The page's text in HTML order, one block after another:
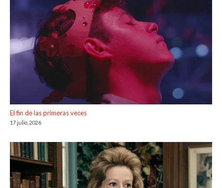
El fin de las primeras veces
17 julio, 2026